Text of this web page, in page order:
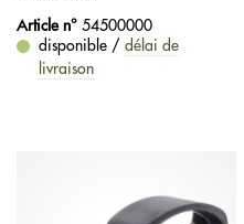
Article n° 54500000
disponible / délai de
livraison